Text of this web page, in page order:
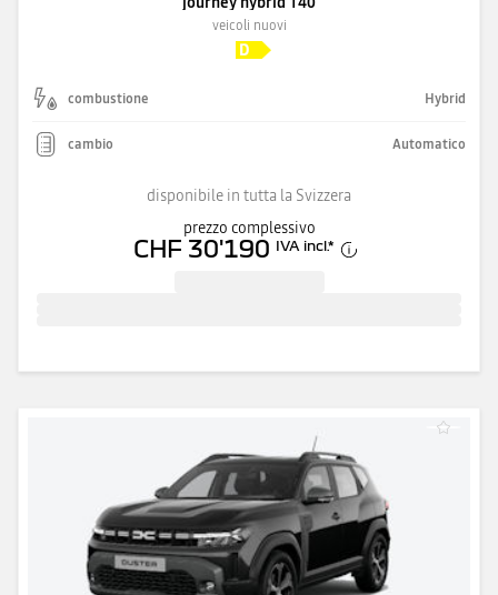
veicoli nuovi
combustione Hybrid
cambio Automatico
disponibile in tutta la Svizzera
prezzo complessivo
CHF 30'190 IVA incl.*